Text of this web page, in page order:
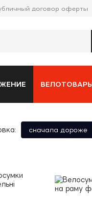
договор оферты
ВЕЛОТОВАРЫ
сначала дороже